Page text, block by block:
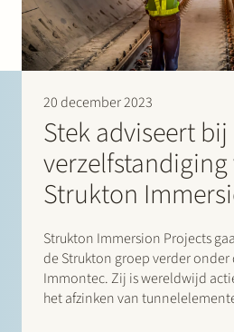
20 december 2023
Stek adviseert bij
verzelfstandiging
Strukton
Strukton Immersion Projects
de Strukton groep verder onder
Immontec. Zij is wereldwijd
het afzinken van